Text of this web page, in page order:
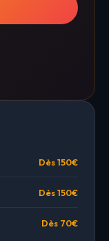
Dès 150€
Dès 150€
Dès 70€